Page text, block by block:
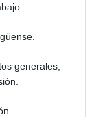
generales,